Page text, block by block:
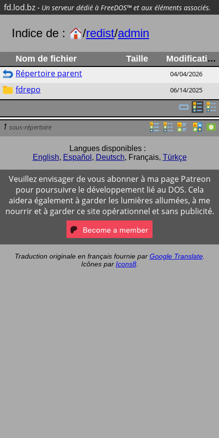
fd.lod.bz- Un serveur dédié à FreeDOS™ et aux éléments associés.
Indice de : /redist/admin
Nom de fichier Taille Modification
Répertoire parent 04/04/2026
fdrepo 06/14/2025
1 sous-répertoire
Langues disponibles :
English, Español , Deutsch, Français, Türkçe
Veuillez envisager de vous abonner à ma page Patreon
pour poursuivre le développement lié au DOS. Cela
aidera également à garder les lumières allumées, à me
nourrir et à garder ce site opérationnel et sans publicité.
Traduction originale en français fournie par Google Translate.
Icônes par Icons8.